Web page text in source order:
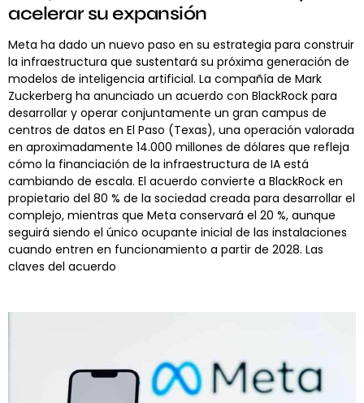
acelerar su expansión
Meta ha dado un nuevo paso en su estrategia para construir
la infraestructura que sustentará su próxima generación de
modelos de inteligencia artificial. La compañía de Mark
Zuckerberg ha anunciado un acuerdo con BlackRock para
desarrollar y operar conjuntamente un gran campus de
centros de datos en El Paso (Texas), una operación valorada
en aproximadamente 14.000 millones de dólares que refleja
cómo la financiación de la infraestructura de IA está
cambiando de escala. El acuerdo convierte a BlackRock en
propietario del 80 % de la sociedad creada para desarrollar el
complejo, mientras que Meta conservará el 20 %, aunque
seguirá siendo el único ocupante inicial de las instalaciones
cuando entren en funcionamiento a partir de 2028. Las
claves del acuerdo